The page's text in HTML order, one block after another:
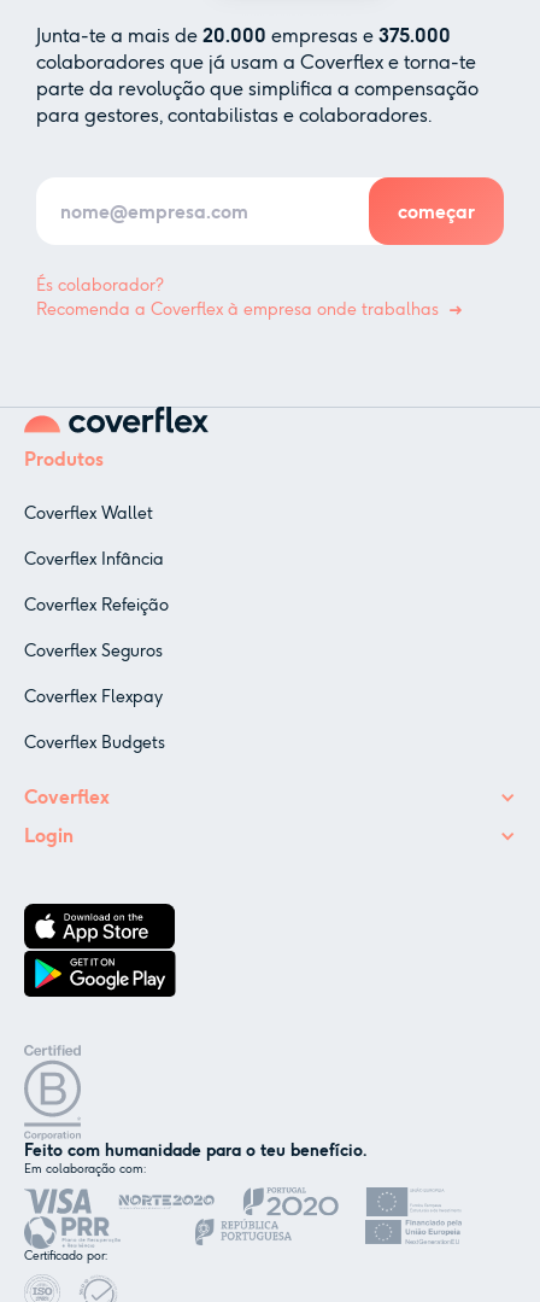
Junta-te a mais de 20.000 empresas e 375.000
colaboradores que já usam a Coverflex e torna-te
parte da revolução que simplifica a compensação
para gestores, contabilistas e colaboradores.
És colaborador?
Recomenda a Coverflex à empresa onde trabalhas
Produtos
Coverflex Wallet
Coverflex Infância
Coverflex Refeição
Coverflex Seguros
Coverflex Flexpay
Coverflex Budgets
Coverflex
Login
Feito com humanidade para o teu benefício.
Em colaboração com:
Certificado por:
Nós e os nossos parceiros usamos cookies ou
tecnologias semelhantes, conforme
mencionado na